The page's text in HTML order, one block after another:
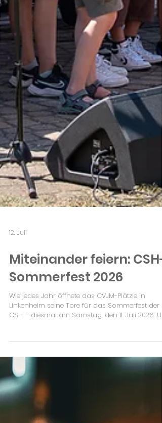
12. Juli
Miteinander feiern: CSH-
Sommerfest 2026
Wie jedes Jahr öffnete das CVJM-Plätzle in
Linkenheim seine Tore für das Sommerfest der
CSH – diesmal am Samstag, den 11. Juli 2026.
wie jedes Jahr entstand daraus ein Nachmittag
voller guter Gespräche und bester Stimmung,